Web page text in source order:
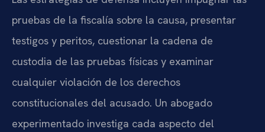
pruebas de la fiscalía sobre la causa, presentar
testigos y peritos, cuestionar la cadena de
custodia de las pruebas físicas y examinar
cualquier violación de los derechos
constitucionales del acusado. Un abogado
experimentado investiga cada aspecto del